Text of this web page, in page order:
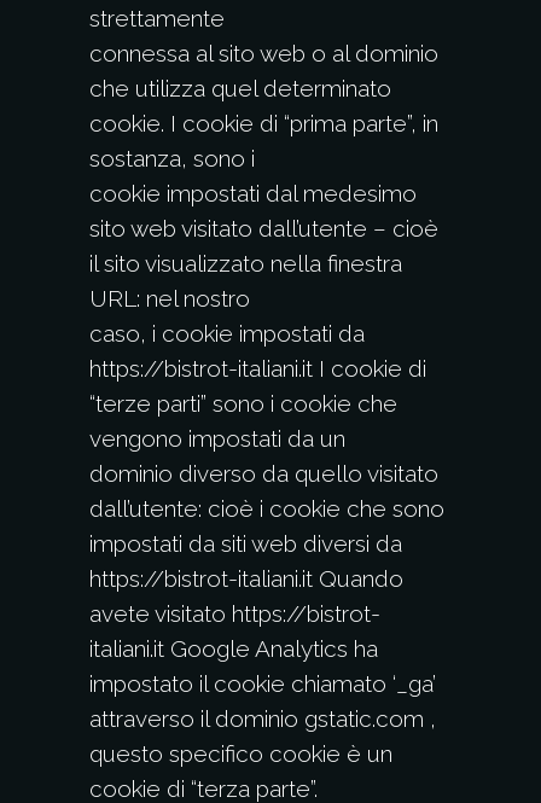
strettamente
connessa al sito web o al dominio
che utilizza quel determinato
cookie. I cookie di “prima parte”, in
sostanza, sono i
cookie impostati dal medesimo
sito web visitato dall’utente – cioè
il sito visualizzato nella finestra
URL: nel nostro
caso, i cookie impostati da
https://bistrot-italiani.it I cookie di
“terze parti” sono i cookie che
vengono impostati da un
dominio diverso da quello visitato
dall’utente: cioè i cookie che sono
impostati da siti web diversi da
https://bistrot-italiani.it Quando
avete visitato https://bistrot-
italiani.it Google Analytics ha
impostato il cookie chiamato ‘_ga’
attraverso il dominio gstatic.com ,
questo specifico cookie è un
cookie di “terza parte”.